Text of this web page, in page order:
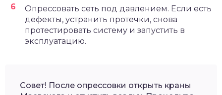
Опрессовать сеть под давлением. Если есть
дефекты, устранить протечки, снова
протестировать систему и запустить в
эксплуатацию.
Совет! После опрессовки открыть краны